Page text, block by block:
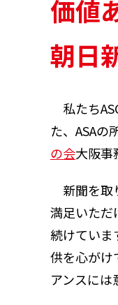
価値
朝日
私たち
た、ASAの
の会大阪事
新聞を取
満足いただ
続けていま
供を心がけ
アンスには